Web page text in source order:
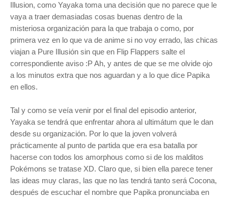
Illusion, como Yayaka toma una decisión que no parece que le
vaya a traer demasiadas cosas buenas dentro de la
misteriosa organización para la que trabaja o como, por
primera vez en lo que va de anime si no voy errado, las chicas
viajan a Pure Illusión sin que en Flip Flappers salte el
correspondiente aviso :P Ah, y antes de que se me olvide ojo
a los minutos extra que nos aguardan y a lo que dice Papika
en ellos.
Tal y como se veía venir por el final del episodio anterior,
Yayaka se tendrá que enfrentar ahora al ultimátum que le dan
desde su organización. Por lo que la joven volverá
prácticamente al punto de partida que era esa batalla por
hacerse con todos los amorphous como si de los malditos
Pokémons se tratase XD. Claro que, si bien ella parece tener
las ideas muy claras, las que no las tendrá tanto será Cocona,
después de escuchar el nombre que Papika pronunciaba en